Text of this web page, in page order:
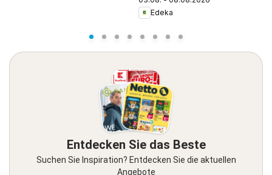
Edeka
Entdecken Sie das Beste
Suchen Sie Inspiration? Entdecken Sie die aktuellen
Angebote